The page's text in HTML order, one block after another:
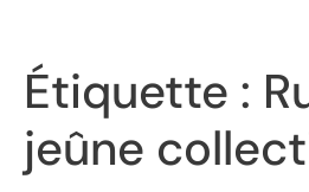
Étiquette :
jeûne